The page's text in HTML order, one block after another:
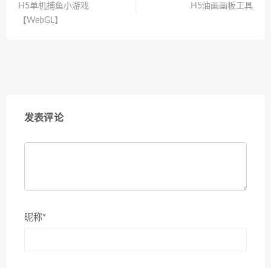
H5单机捕鱼小游戏
【WebGL】
H5油画画板工具
发表评论
昵称*